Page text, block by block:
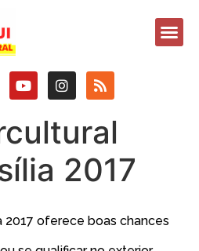
2017
2017 oferece boas chances